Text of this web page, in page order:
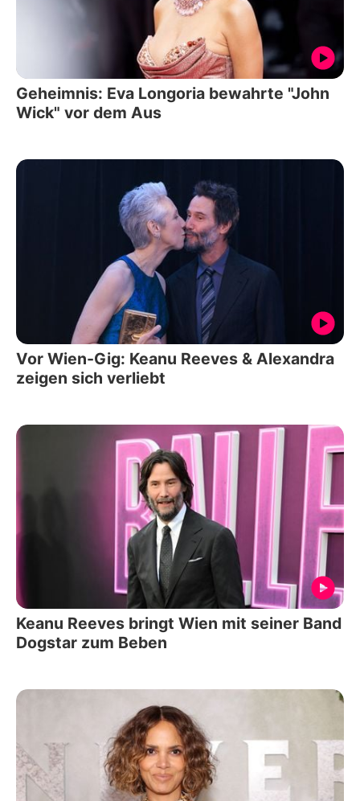
Geheimnis: Eva Longoria bewahrte "John
Wick" vor dem Aus
Vor Wien-Gig: Keanu Reeves & Alexandra
zeigen sich verliebt
Keanu Reeves bringt Wien mit seiner Band
Dogstar zum Beben